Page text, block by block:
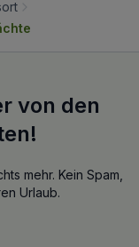
von den
mehr. Kein Spam,
Urlaub.